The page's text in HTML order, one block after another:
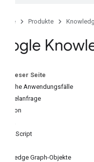
Produkte
Auf dieser Seite
Typische Anwendungsfälle
Beispielanfrage
Python
JavaScript
Knowledge Graph-Objekte